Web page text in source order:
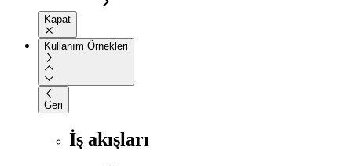
Kapat
Kullanım Örnekleri
Geri
İş akışları